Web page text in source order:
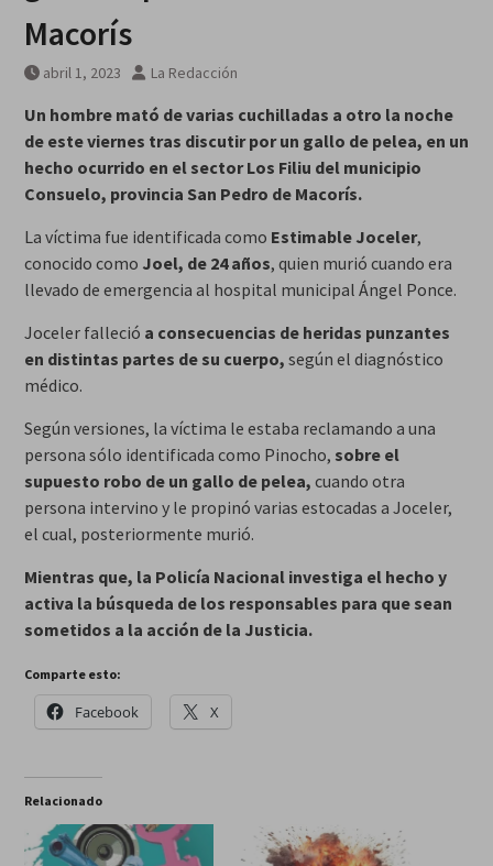
Macorís
abril 1, 2023 La Redacción
Un hombre mató de varias cuchilladas a otro la noche
de este viernes tras discutir por un gallo de pelea, en un
hecho ocurrido en el sector Los Filiu del municipio
Consuelo, provincia San Pedro de Macorís.
La víctima fue identificada como Estimable Joceler,
conocido como Joel, de 24 años, quien murió cuando era
llevado de emergencia al hospital municipal Ángel Ponce.
Joceler falleció a consecuencias de heridas punzantes
en distintas partes de su cuerpo, según el diagnóstico
médico.
Según versiones, la víctima le estaba reclamando a una
persona sólo identificada como Pinocho, sobre el
supuesto robo de un gallo de pelea, cuando otra
persona intervino y le propinó varias estocadas a Joceler,
el cual, posteriormente murió.
Mientras que, la Policía Nacional investiga el hecho y
activa la búsqueda de los responsables para que sean
sometidos a la acción de la Justicia.
Comparte esto:
Facebook X
Relacionado